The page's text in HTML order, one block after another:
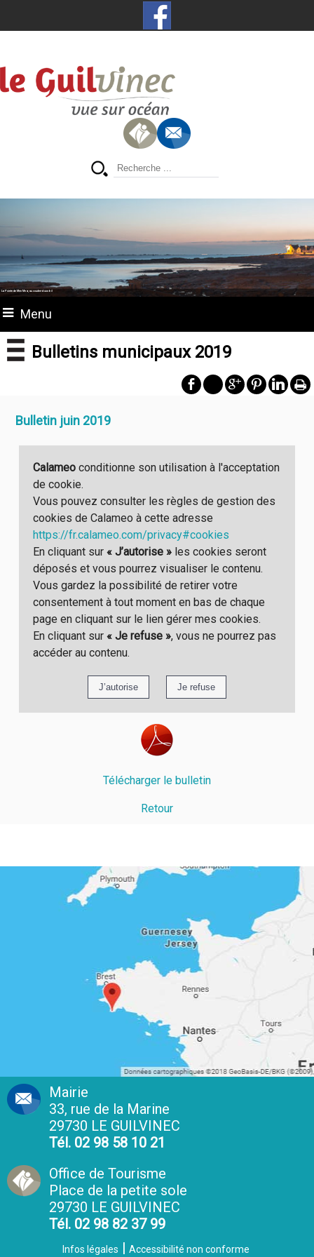
La Pointe de Men Meur, au coucher du soleil
Menu
Bulletins municipaux 2019
Bulletin juin 2019
Calameo conditionne son utilisation à l'acceptation
de cookie.
Vous pouvez consulter les règles de gestion des
cookies de Calameo à cette adresse
https://fr.calameo.com/privacy#cookies
En cliquant sur« J’autorise » les cookies seront
déposés et vous pourrez visualiser le contenu.
Vous gardez la possibilité de retirer votre
consentement à tout moment en bas de chaque
page en cliquant sur le lien gérer mes cookies.
En cliquant sur« Je refuse », vous ne pourrez pas
accéder au contenu.
Télécharger le bulletin
Retour
Mairie
33, rue de la Marine
29730 LE GUILVINEC
Tél. 02 98 58 10 21
Office de Tourisme
Place de la petite sole
29730 LE GUILVINEC
Tél. 02 98 82 37 99
Infos légales Accessibilité non conforme